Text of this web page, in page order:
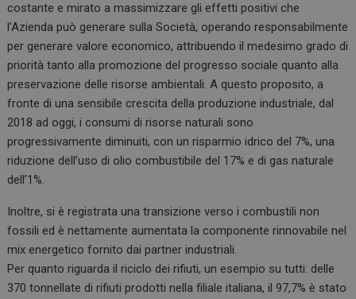
costante e mirato a massimizzare gli effetti positivi che
l’Azienda può generare sulla Società, operando responsabilmente
per generare valore economico, attribuendo il medesimo grado di
priorità tanto alla promozione del progresso sociale quanto alla
preservazione delle risorse ambientali. A questo proposito, a
fronte di una sensibile crescita della produzione industriale, dal
2018 ad oggi, i consumi di risorse naturali sono
progressivamente diminuiti, con un risparmio idrico del 7%, una
riduzione dell’uso di olio combustibile del 17% e di gas naturale
dell’1%.
Inoltre, si è registrata una transizione verso i combustili non
fossili ed è nettamente aumentata la componente rinnovabile nel
mix energetico fornito dai partner industriali.
Per quanto riguarda il riciclo dei rifiuti, un esempio su tutti: delle
370 tonnellate di rifiuti prodotti nella filiale italiana, il 97,7% è stato